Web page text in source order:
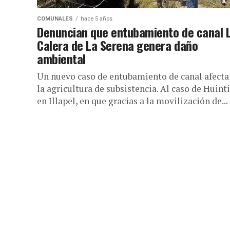
COMUNALES hace 5 años
Denuncian que entubamiento de canal
Calera de La Serena genera daño
ambiental
Un nuevo caso de entubamiento de canal
la agricultura de subsistencia. Al caso de
en Illapel, en que gracias a la movilización de...